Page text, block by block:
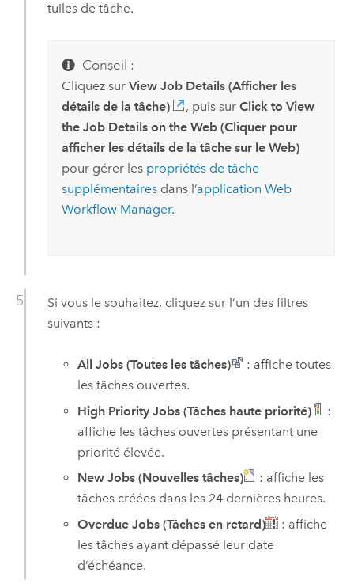
tuiles de tâche.
Conseil :
Cliquez sur View Job Details (Afficher les
détails de la tâche)
, puis sur Click to View
the Job Details on the Web (Cliquer pour
afficher les détails de la tâche sur le Web)
pour gérer les propriétés de tâche
supplémentairesdans l’application Web
Workflow Manager.
Si vous le souhaitez, cliquez sur l’un des filtres
suivants :
All Jobs (Toutes les tâches)
: affiche toutes
les tâches ouvertes.
High Priority Jobs (Tâches haute priorité)
:
affiche les tâches ouvertes présentant une
priorité élevée.
New Jobs (Nouvelles tâches)
: affiche les
tâches créées dans les 24 dernières heures.
Overdue Jobs (Tâches en retard)
: affiche
les tâches ayant dépassé leur date
d’échéance.